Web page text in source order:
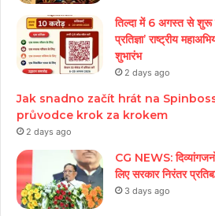
तिल्दा में 6 अगस्त से शुरू
प्रतिज्ञा’ राष्ट्रीय
शुभारंभ
2 days ago
Jak snadno začít hrát na
průvodce krok za krokem
2 days ago
CG NEWS:
लिए सरकार निरंतर
3 days ago